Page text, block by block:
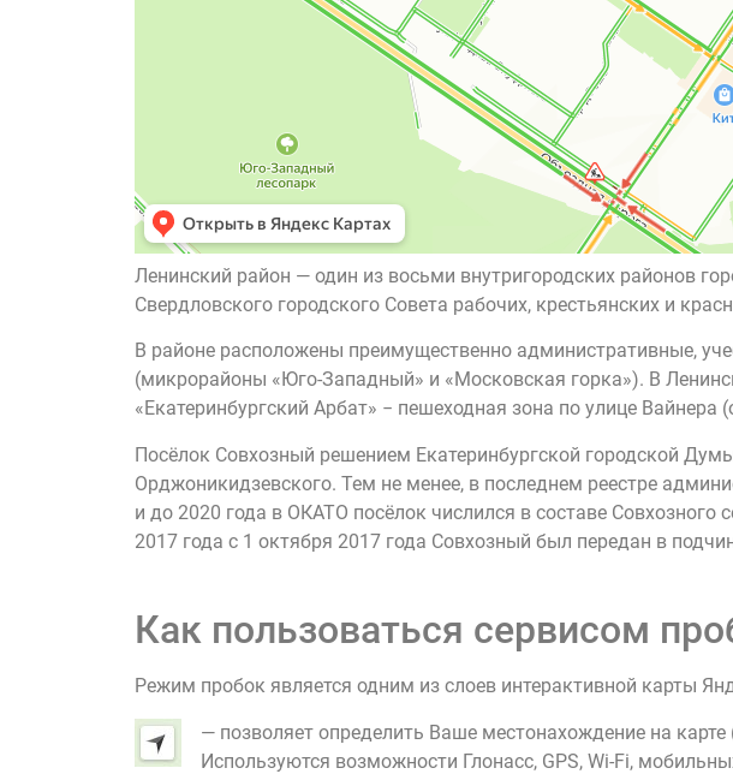
Ленинский район — один из восьми внутригородских районов
Свердловского городского Совета рабочих, крестьянских и
В районе расположены преимущественно административные,
(микрорайоны «Юго-Западный» и «Московская горка»). В
«Екатеринбургский Арбат» − пешеходная зона по улице
Посёлок Совхозный решением Екатеринбургской городской
Орджоникидзевского. Тем не менее, в последнем реестре
и до 2020 года в ОКАТО посёлок числился в составе
2017 года с 1 октября 2017 года Совхозный был передан в
Как пользоваться сервисом
Режим пробок является одним из слоев интерактивной карты
— позволяет определить Ваше местонахождение на
Используются возможности Глонасс, GPS, Wi-Fi,